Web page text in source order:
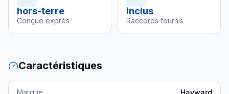
hors-terre
Conçue exprès
inclus
Raccords fournis
Caractéristiques
Marque Hayward